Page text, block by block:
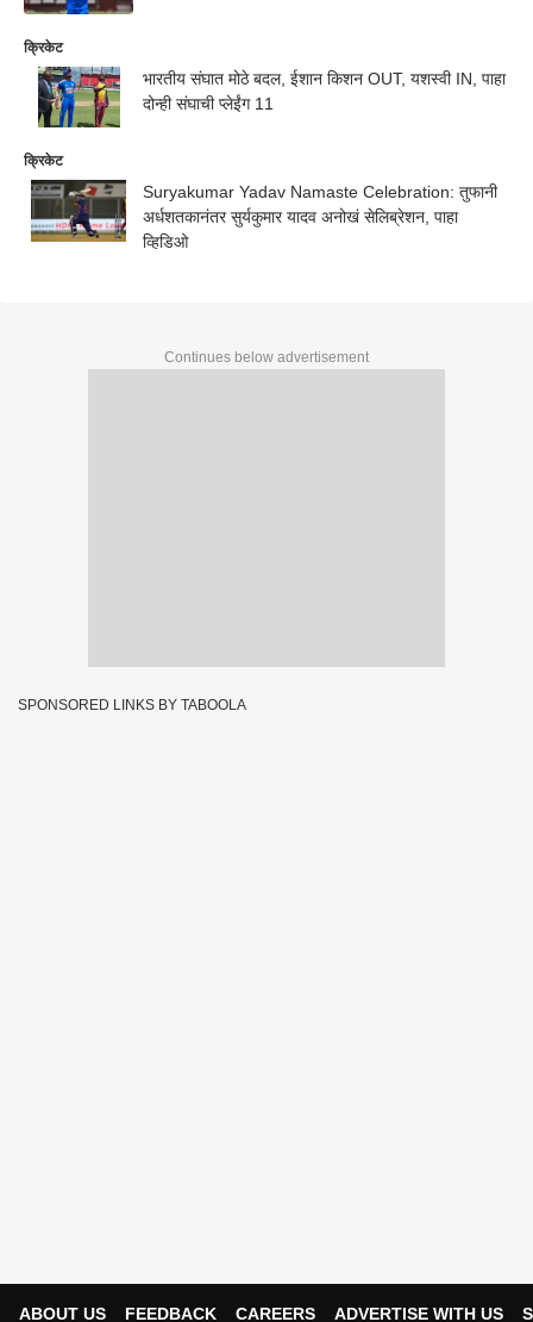
क्रिकेट
भारतीय संघात मोठे बदल, ईशान किशन OUT, यशस्वी IN, पाहा
दोन्ही संघाची प्लेईंग 11
क्रिकेट
Suryakumar Yadav Namaste Celebration: तुफानी
अर्धशतकानंतर सुर्यकुमार यादव अनोखं सेलिब्रेशन, पाहा
व्हिडिओ
Continues below advertisement
SPONSORED LINKS BY TABOOLA
ABOUT US FEEDBACK CAREERS ADVERTISE WITH US